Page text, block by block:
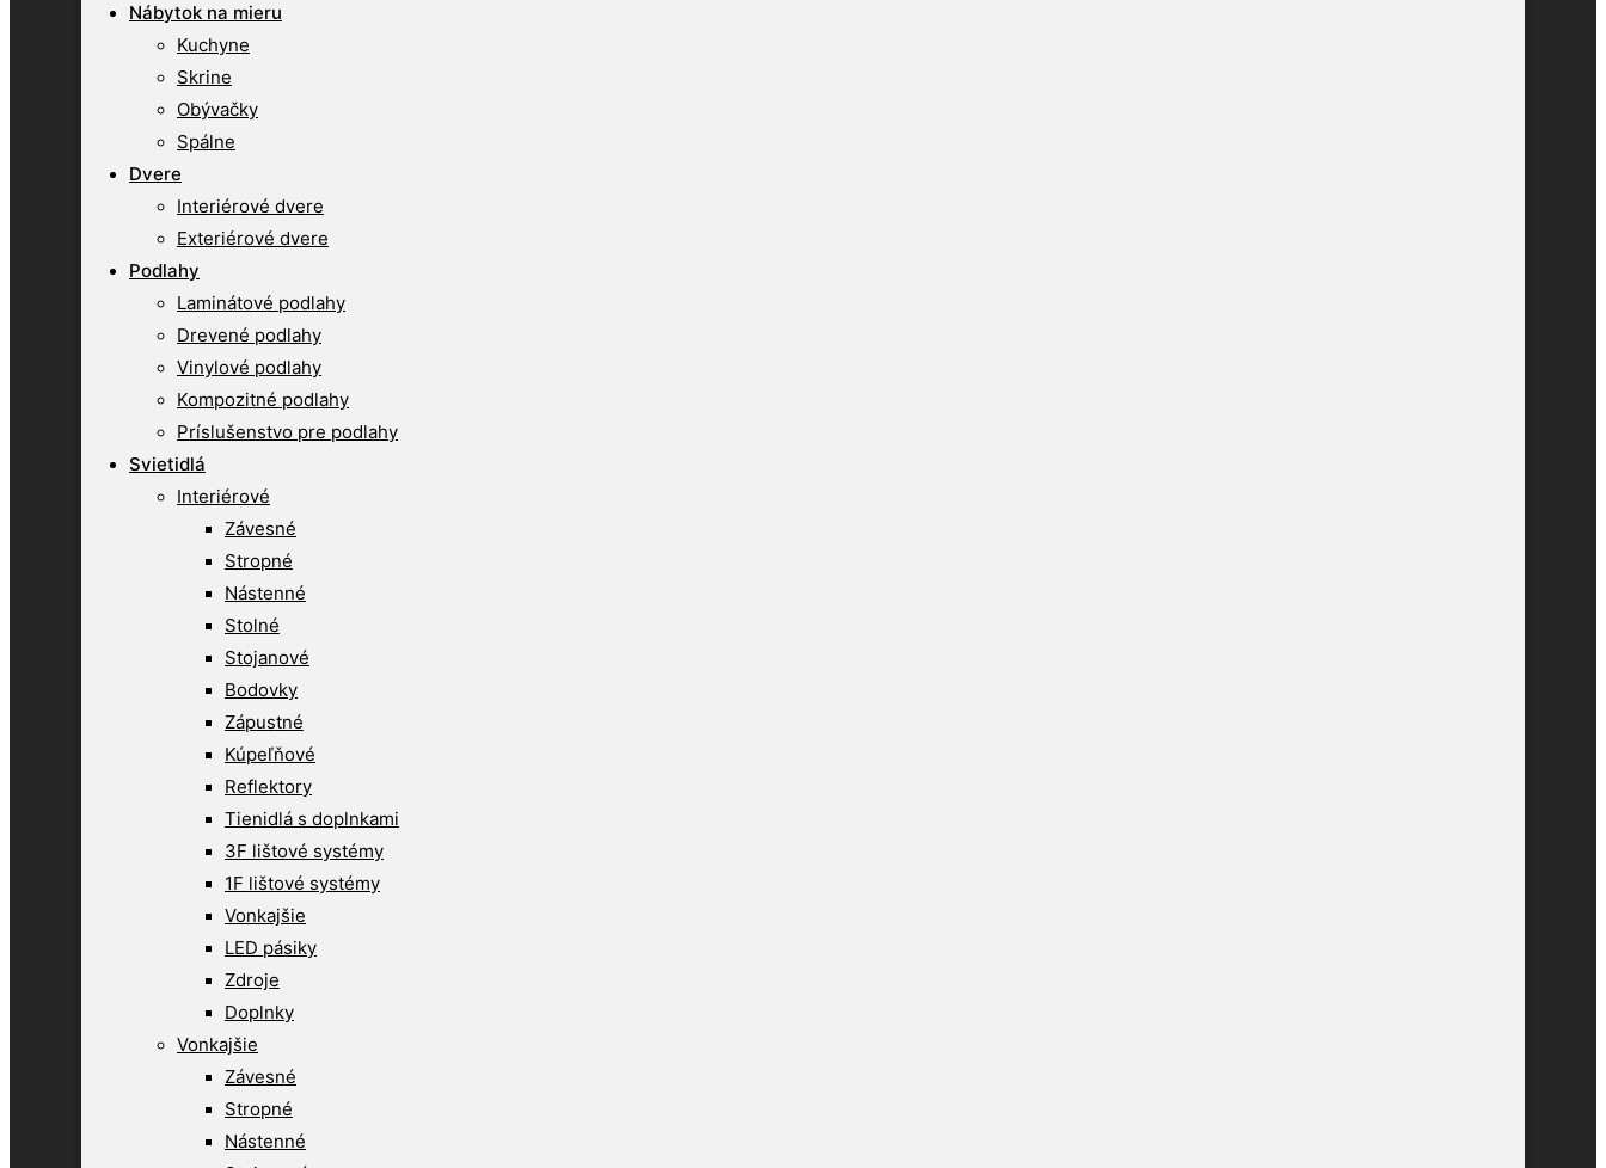
Nábytok na mieru
Kuchyne
Skrine
Obývačky
Spálne
Dvere
Interiérové dvere
Exteriérové dvere
Podlahy
Laminátové podlahy
Drevené podlahy
Vinylové podlahy
Kompozitné podlahy
Príslušenstvo pre podlahy
Svietidlá
Interiérové
Závesné
Stropné
Nástenné
Stolné
Stojanové
Bodovky
Zápustné
Kúpeľňové
Reflektory
Tienidlá s doplnkami
3F lištové systémy
1F lištové systémy
Vonkajšie
LED pásiky
Zdroje
Doplnky
Vonkajšie
Závesné
Stropné
Nástenné